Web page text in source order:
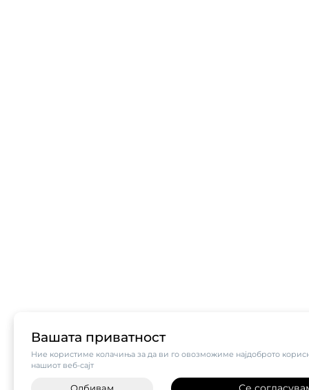
Вашата приватност
Ние користиме колачиња за да ви го овозможиме најдоброто
нашиот веб-сајт